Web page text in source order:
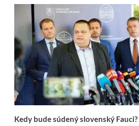
Kedy bude súdený slovenský